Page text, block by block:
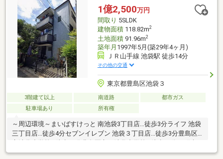
15分で完結！住宅ローン相談やライフプランシュミレーションに
ついても全てオンラインでの対応が可能となっております。
※LINEやメール、お電話でのやり取りも可能です。
1億2,500万円
間取り 5SLDK
建物面積118.82m2
土地面積91.96m2
築年月 1997年5月(築29年4ヶ月)
ＪＲ山手線 池袋駅 徒歩14分
その他の交通
東京都豊島区池袋３
3階建て以上 南道路
都市ガス
駐車場あり
所有権
～周辺環境～まいばすけっと 南池袋3丁目店...徒歩3分ライフ 池袋
三丁目店...徒歩4分セブンイレブン 池袋３丁目店...徒歩3分豊島区
院...徒歩6分